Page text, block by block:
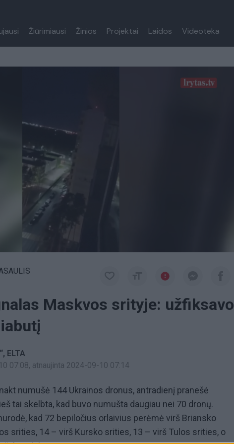
Žiūrimiausi Žinios Projektai Laidos Videoteka
Maskvos srityje: užfiksavo
ELTA
07:08, atnaujinta 2024-09-10 07:14
numušė 144 Ukrainos dronus, antradienį pranešė
tai skelbta, kad buvo numušta daugiau nei 70 dronų.
kad 72 bepiločius orlaivius perėmė virš Briansko
srities, 14 – virš Kursko srities, 13 – virš Tulos srities, o